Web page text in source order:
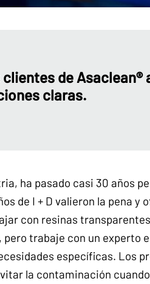
de Asaclean®
claras.
ha pasado casi 30 años
de I + D valieron la pena y
con resinas
trabaje con un experto
específicas. Los
la contaminación